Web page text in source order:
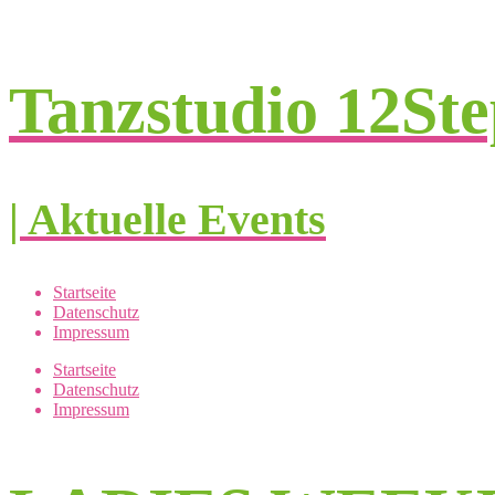
Tanzstudio
| Aktuelle Events
Startseite
Datenschutz
Impressum
Startseite
Datenschutz
Impressum